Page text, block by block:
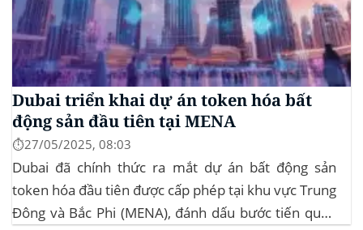
Dubai triển khai dự án token hóa bất
động sản đầu tiên tại MENA
⏱️27/05/2025, 08:03
Dubai đã chính thức ra mắt dự án bất động sản
token hóa đầu tiên được cấp phép tại khu vực Trung
Đông và Bắc Phi (MENA), đánh dấu bước tiến quan